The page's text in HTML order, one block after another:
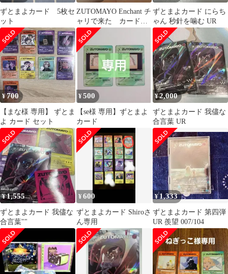
ずとまよカード 5枚セ
ット
ZUTOMAYO Enchant チ
ャリで来た カード
ずとまよカード
ずとまよカード にらち
ゃん 秒針を噛む UR
¥700
【まな様 専用】 ずとま
よ カード セット
¥500
【se様 専用】ずとまよ
カード
¥2,000
ずとまよカード 我儘な
合言葉 UR
¥1,555
ずとまよカード 我儘な
合言葉""
¥600
ずとまよカード Shiroさ
ん専用
¥1,333
ずとまよカード 第四弾
UR 羨望 007/104